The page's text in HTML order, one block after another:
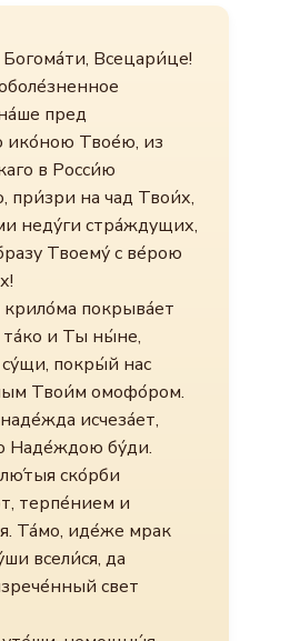
Всецари́це!
пред
ико́ною Твое́ю, из
в Росси́ю
при́зри на чад Твои́х,
неду́ги стра́ждущих,
Твоему́ с ве́рою
покрыва́ет
та́ко и Ты ны́не,
покры́й нас
Твои́м омофо́ром.
исчеза́ет,
Наде́ждою бу́ди.
ско́рби
терпе́нием и
Та́мо, иде́же мрак
всели́ся, да
свет